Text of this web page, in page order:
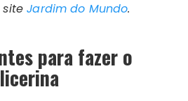
siteJardim do Mundo.
para fazer o